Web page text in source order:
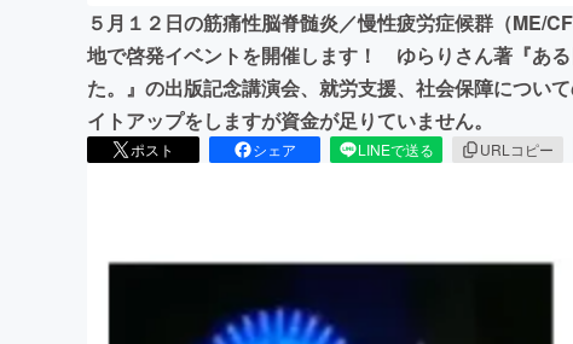
５月１２日の筋痛性脳脊髄炎／慢性疲労症候群（ME/
地で啓発イベントを開催します！ ゆらりさん著『あ
た。』の出版記念講演会、就労支援、社会保障につい
イトアップをしますが資金が足りていません。
ポスト シェア LINEで送る URLコピー